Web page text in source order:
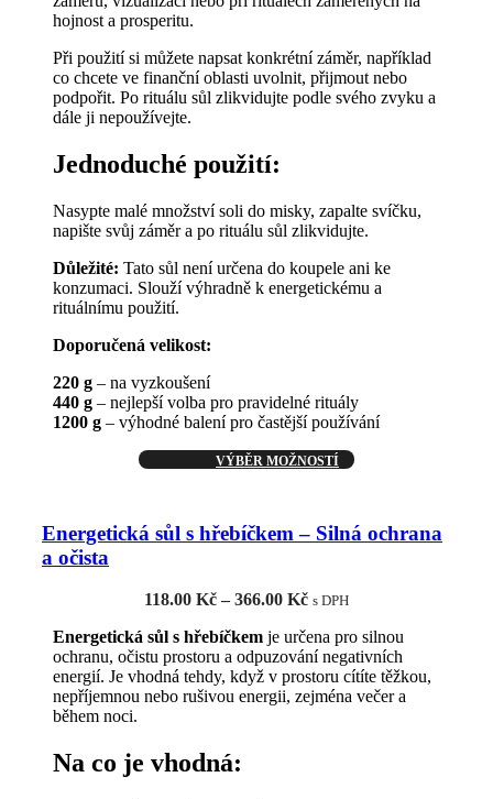
hojnost a prosperitu.
Při použití si můžete napsat konkrétní záměr, například
co chcete ve finanční oblasti uvolnit, přijmout nebo
podpořit. Po rituálu sůl zlikvidujte podle svého zvyku a
dále ji nepoužívejte.
Jednoduché použití:
Nasypte malé množství soli do misky, zapalte svíčku,
napište svůj záměr a po rituálu sůl zlikvidujte.
Důležité: Tato sůl není určena do koupele ani ke
konzumaci. Slouží výhradně k energetickému a
rituálnímu použití.
Doporučená velikost:
220 g – na vyzkoušení
440 g – nejlepší volba pro pravidelné rituály
1200 g – výhodné balení pro častější používání
VÝBĚR MOŽNOSTÍ
Tento
variant.
stránce
produktu
Energetická sůl s hřebíčkem – Silná ochrana
a očista
118.00 Kč – 366.00 KčRozpětí
118.00 Kč
až
366.00 Kč
s DPH
Energetická sůl s hřebíčkem je určena pro silnou
ochranu, očistu prostoru a odpuzování negativních
energií. Je vhodná tehdy, když v prostoru cítíte těžkou,
nepříjemnou nebo rušivou energii, zejména večer a
během noci.
Na co je vhodná: